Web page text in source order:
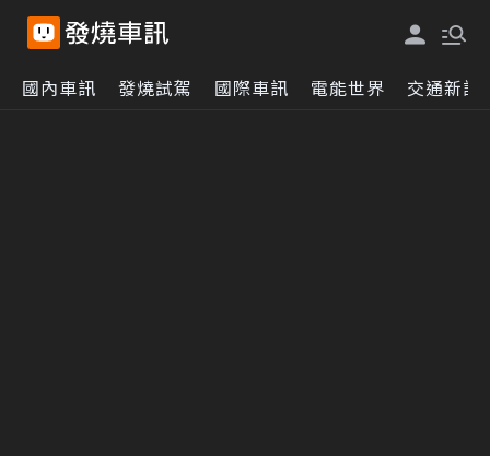
國內車訊 發燒試駕 國際車訊 電能世界 交通新訊